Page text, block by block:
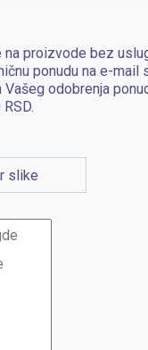
proizvode bez
ponudu na e-
odobrenja
slike